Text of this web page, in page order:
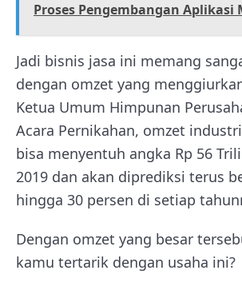
Proses Pengembangan Aplikasi
Jadi bisnis jasa ini memang
dengan omzet yang
Ketua Umum Himpunan
Acara Pernikahan, omzet
bisa menyentuh angka Rp 56
2019 dan akan diprediksi terus
hingga 30 persen di setiap
Dengan omzet yang besar
kamu tertarik dengan usaha ini?